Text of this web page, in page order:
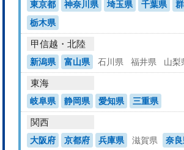
東京都 神奈川県 埼玉県 千葉県
栃木県
甲信越・北陸
新潟県 富山県 石川県 福井県 山梨
東海
岐阜県 静岡県 愛知県 三重県
関西
大阪府 京都府 兵庫県 滋賀県 奈